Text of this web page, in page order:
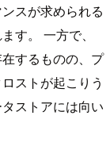
スが求められる
す。 一方で、
するものの、プ
ストが起こりう
ストアには向い